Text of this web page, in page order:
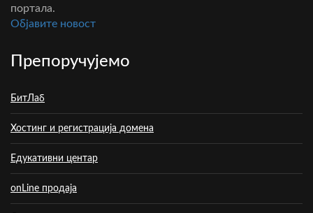
портала.
Oбјавите новост
Препоручујемо
БитЛаб
Хостинг и регистрација домена
Едукативни центар
onLine продаја